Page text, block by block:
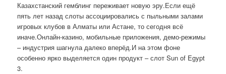
Казахстанский гемблинг переживает новую эру.Если ещё
пять лет назад слоты ассоциировались с пыльными залами
игровых клубов в Алматы или Астане, то сегодня всё
иначе.Онлайн-казино, мобильные приложения, демо-режимы
– индустрия шагнула далеко вперёд.И на этом фоне
особенно ярко выделяется один продукт – слот Sun of Egypt
3.